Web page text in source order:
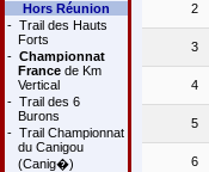
Hors Réunion
- Trail des Hauts
Forts
- Championnat
Francede Km
Vertical
- Trail des 6
Burons
- Trail Championnat
du Canigou
(Canig�)
2
3
4
5
6